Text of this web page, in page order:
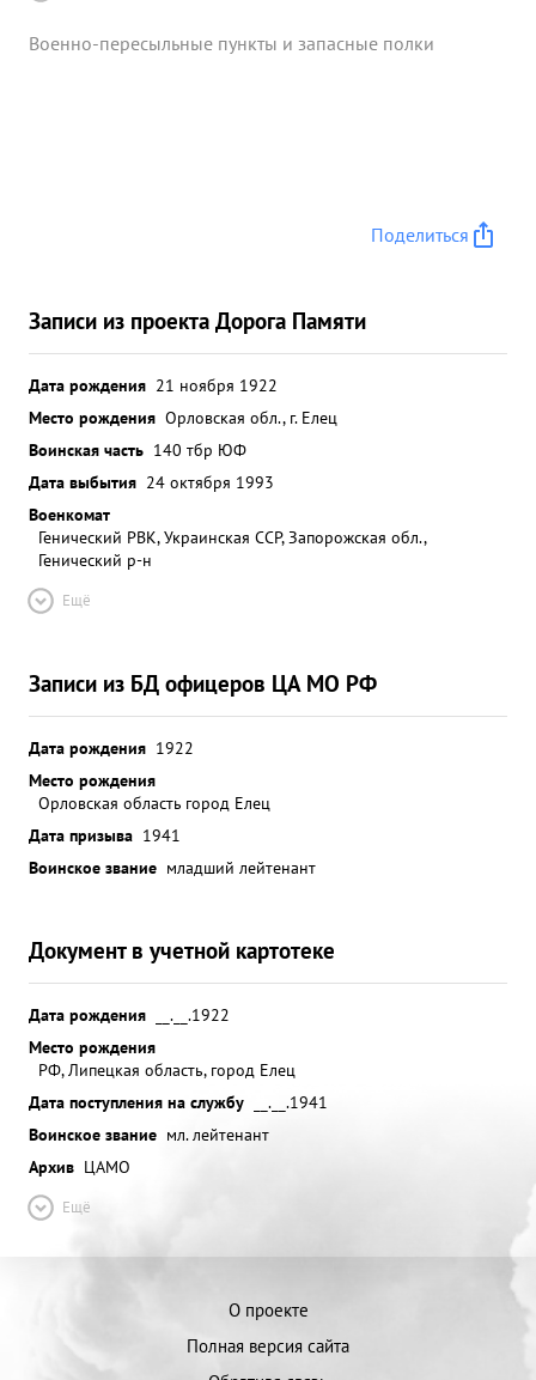
Военно-пересыльные пункты и запасные полки
Поделиться
Записи из проекта Дорога Памяти
Дата рождения 21 ноября 1922
Место рождения Орловская обл., г. Елец
Воинская часть 140 тбр ЮФ
Дата выбытия 24 октября 1993
Военкомат
Генический РВК, Украинская ССР, Запорожская обл.,
Генический р-н
Ещё
Записи из БД офицеров ЦА МО РФ
Дата рождения 1922
Место рождения
Орловская область город Елец
Дата призыва 1941
Воинское звание младший лейтенант
Документ в учетной картотеке
Дата рождения
__.__.1922
Место рождения
РФ, Липецкая область, город Елец
Дата поступления на службу
__.__.1941
Воинское звание мл. лейтенант
Архив ЦАМО
Ещё
О проекте
Полная версия сайта